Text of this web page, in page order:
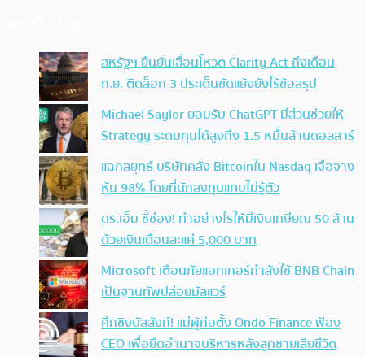
สหรัฐฯ ยืนยันเลื่อนโหวต Clarity Act ถึงเดือน
ก.ย. ติดล็อก 3 ประเด็นขัดแย้งยังไร้ข้อสรุป
Michael Saylor ยอมรับ ChatGPT มีส่วนช่วยให้
Strategy ระดมทุนได้สูงถึง 1.5 หมื่นล้านดอลลาร์
แฉกลยุทธ์ บริษัทคลัง Bitcoinใน Nasdaq เจือจาง
หุ้น 98% โดยที่นักลงทุนแทบไม่รู้ตัว
ดร.เอ็ม ชี้ช่อง! ทำอย่างไรให้มีเงินเกษียณ 50 ล้าน
ด้วยเงินเดือนละแค่ 5,000 บาท
Microsoft เตือนภัยแฮกเกอร์กำลังใช้ BNB Chain
เป็นฐานทัพปล่อยมัลแวร์
ศึกชิงบัลลังก์! แม่ผู้ก่อตั้ง Ondo Finance ฟ้อง
CEO เพื่อยึดอำนาจบริหารหลังลูกชายเสียชีวิต